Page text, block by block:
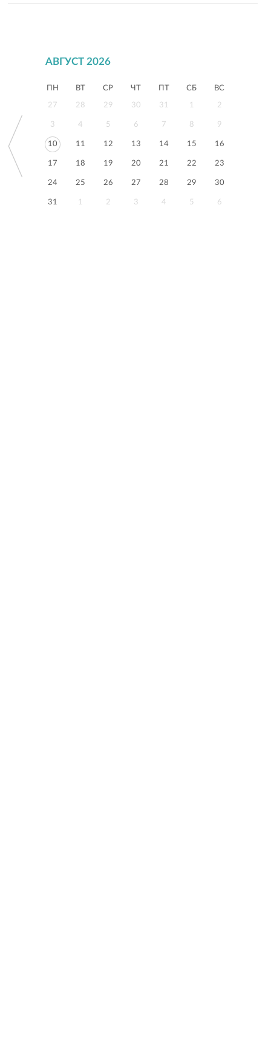
АВГУСТ 2026
ПН ВТ СР ЧТ ПТ СБ ВС
27 28 29 30 31 1 2
3 4 5 6 7 8 9
10 11 12 13 14 15 16
17 18 19 20 21 22 23
24 25 26 27 28 29 30
31 1 2 3 4 5 6